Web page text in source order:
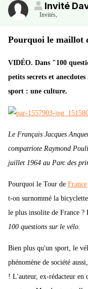
Invité
Invités,
Pourquoi le maillot
VIDÉO. Dans "100
petits secrets et
sport : une culture.
Le Français Jacques
compatriote Raymond
juillet 1964 au Parc des
Pourquoi le Tour de France
t-on surnommé la
le plus insolite de France ?
100 questions sur le vélo.
Bien plus qu'un sport, le
phénomène de société
! L'auteur, ex-rédacteur en